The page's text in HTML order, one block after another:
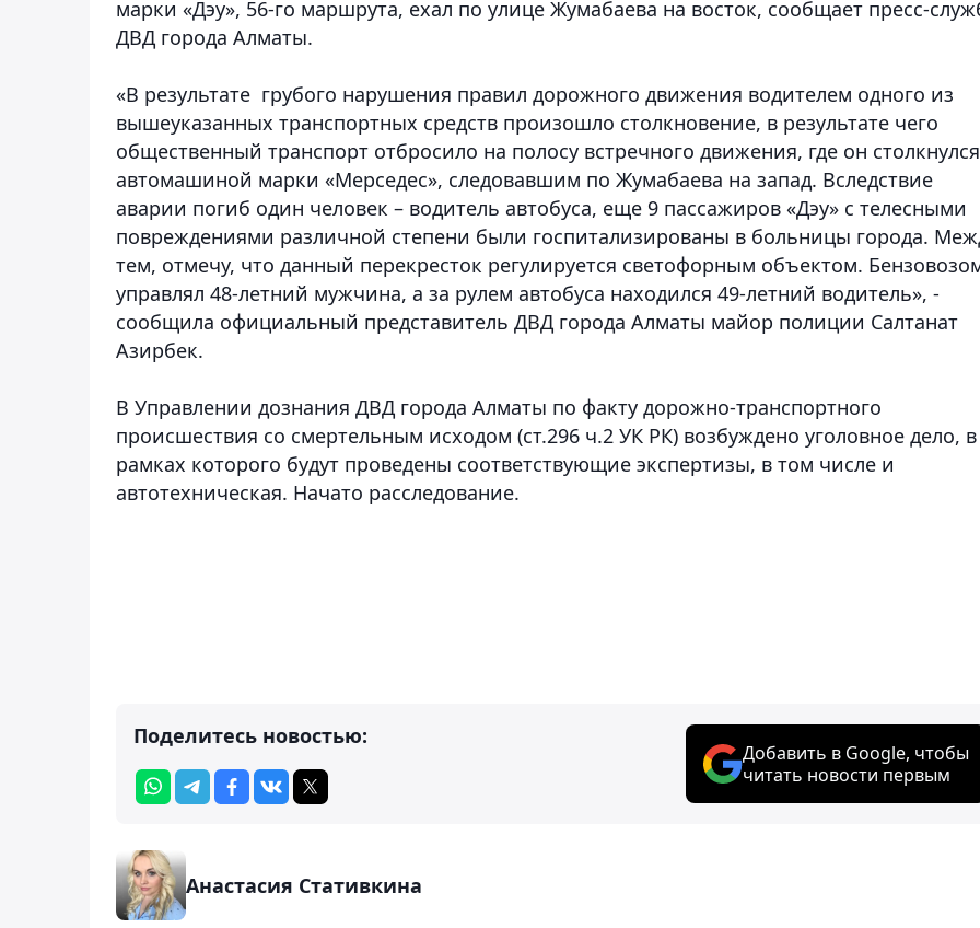
марки «Дэу», 56-го маршрута, ехал по улице Жумабаева на восток, сообщает пресс-
ДВД города Алматы.
«В результате грубого нарушения правил дорожного движения водителем одного из
вышеуказанных транспортных средств произошло столкновение, в результате чего
общественный транспорт отбросило на полосу встречного движения, где он
автомашиной марки «Мерседес», следовавшим по Жумабаева на запад. Вследствие
аварии погиб один человек – водитель автобуса, еще 9 пассажиров «Дэу» с телесными
повреждениями различной степени были госпитализированы в больницы города.
тем, отмечу, что данный перекресток регулируется светофорным объектом.
управлял 48-летний мужчина, а за рулем автобуса находился 49-летний водитель», -
сообщила официальный представитель ДВД города Алматы майор полиции Салтанат
Азирбек.
В Управлении дознания ДВД города Алматы по факту дорожно-транспортного
происшествия со смертельным исходом (ст.296 ч.2 УК РК) возбуждено уголовное дело, в
рамках которого будут проведены соответствующие экспертизы, в том числе и
автотехническая. Начато расследование.
Поделитесь новостью:
Добавить в Google, чтобы
читать новости первым
Анастасия Стативкина